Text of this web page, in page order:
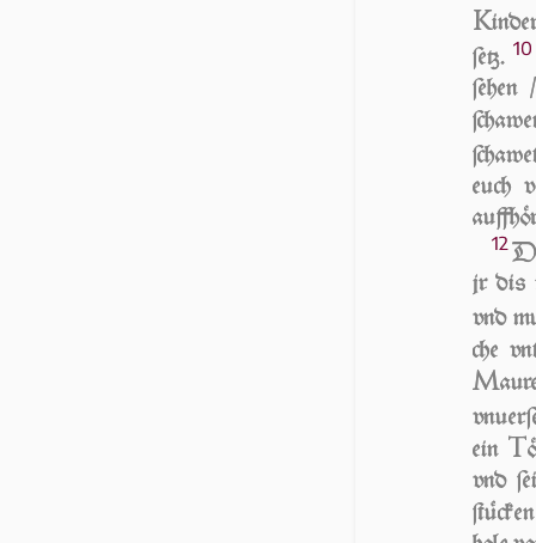
K
ſetz. 10
euch
12
jr dis
vnd
che
M
ein T
vnd